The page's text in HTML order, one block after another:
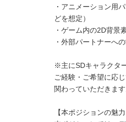
・アニメーション用
どを想定）
・ゲーム内の2D背景
・外部パートナーへ
※主にSDキャラクタ
ご経験・ご希望に応
関わっていただきます
【本ポジションの魅力